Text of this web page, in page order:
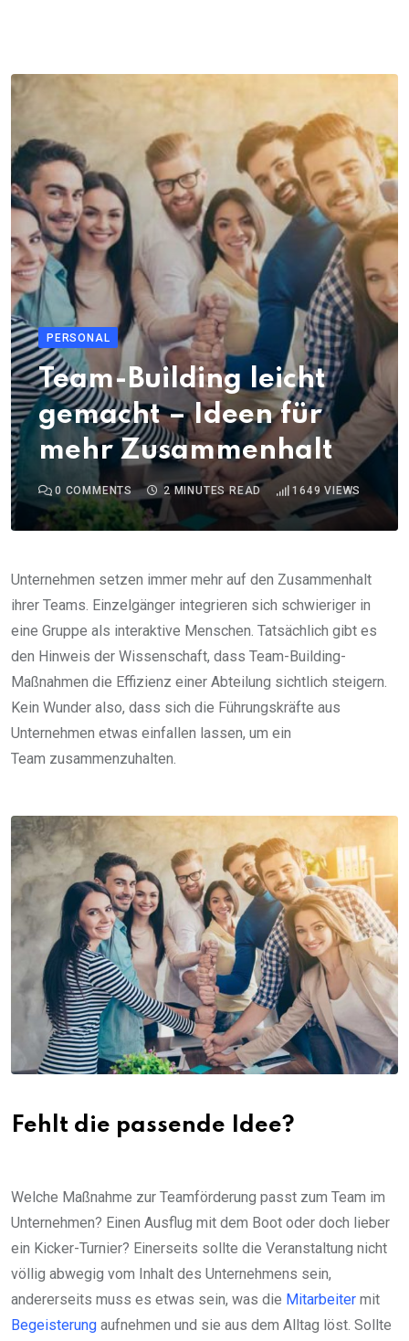
PERSONAL
Team-Building leicht
gemacht – Ideen für
mehr Zusammenhalt
0 COMMENTS 2 MINUTES READ 1649 VIEWS
Unternehmen setzen immer mehr auf den Zusammenhalt
ihrer Teams. Einzelgänger integrieren sich schwieriger in
eine Gruppe als interaktive Menschen. Tatsächlich gibt es
den Hinweis der Wissenschaft, dass Team-Building-
Maßnahmen die Effizienz einer Abteilung sichtlich steigern.
Kein Wunder also, dass sich die Führungskräfte aus
Unternehmen etwas einfallen lassen, um ein
Team zusammenzuhalten.
Fehlt die passende Idee?
Welche Maßnahme zur Teamförderung passt zum Team im
Unternehmen? Einen Ausflug mit dem Boot oder doch lieber
ein Kicker-Turnier? Einerseits sollte die Veranstaltung nicht
völlig abwegig vom Inhalt des Unternehmens sein,
andererseits muss es etwas sein, was die Mitarbeiter mit
Begeisterung aufnehmen und sie aus dem Alltag löst. Sollte